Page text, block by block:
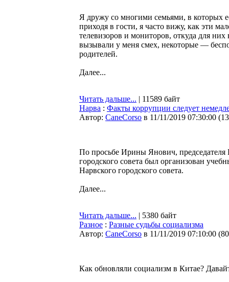
Я дружу со многими семьями, в которых
приходя в гости, я часто вижу, как эти
телевизоров и мониторов, откуда для
вызывали у меня смех, некоторые —
родителей.
Далее...
Читать дальше... | 11589 байт
Нарва : Факты коррупции следует
Автор: CaneCorso в 11/11/2019 07:30:00 (
По просьбе Ирины Янович, председателя
городского совета был организован
Нарвского городского совета.
Далее...
Читать дальше... | 5380 байт
Разное : Разные судьбы социализма
Автор: CaneCorso в 11/11/2019 07:10:00 (
Как обновляли социализм в Китае?